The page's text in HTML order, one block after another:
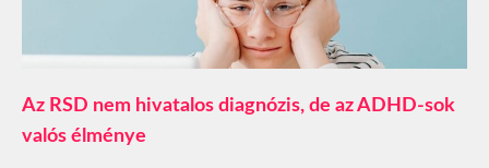
Az RSD nem hivatalos diagnózis, de az ADHD-sok
valós élménye